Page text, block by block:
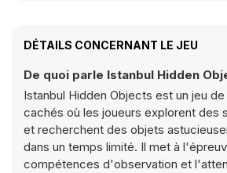
DÉTAILS CONCERNANT LE JEU
De quoi parle Istanbul Hidden
Istanbul Hidden Objects est un jeu
cachés où les joueurs explorent des
et recherchent des objets
dans un temps limité. Il met à
compétences d'observation et